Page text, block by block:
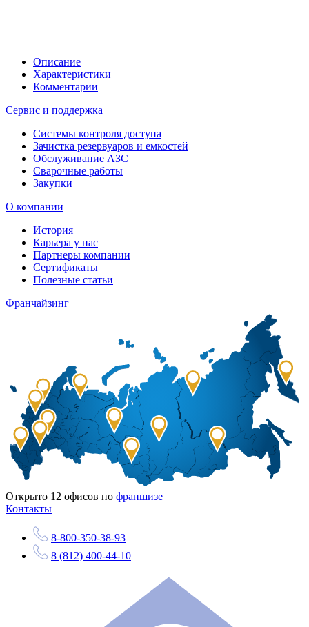
Описание
Характеристики
Комментарии
Сервис и поддержка
Системы контроля доступа
Зачистка резервуаров и емкостей
Обслуживание АЗС
Сварочные работы
Закупки
О компании
История
Карьера у нас
Партнеры компании
Сертификаты
Полезные статьи
Франчайзинг
Открыто 12 офисов по франшизе
Контакты
8-800-350-38-93
8 (812) 400-44-10